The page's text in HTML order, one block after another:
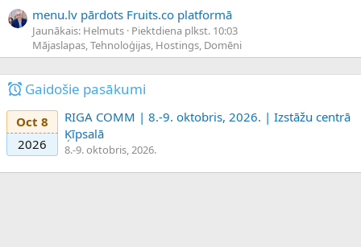
menu.lv pārdots Fruits.co platformā
Jaunākais: Helmuts Piektdiena plkst. 10:03
Mājaslapas, Tehnoloģijas, Hostings, Domēni
Gaidošie pasākumi
Oct 8
2026
RIGA COMM | 8.-9. oktobris, 2026. | Izstāžu centrā
Ķīpsalā
8.-9. oktobris, 2026.